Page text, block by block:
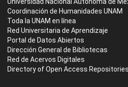
Coordinación de Humanidades UNAM
Toda la UNAM en línea
Red Universitaria de Aprendizaje
Portal de Datos Abiertos
Dirección General de Bibliotecas
Red de Acervos Digitales
Directory of Open Access Repositories